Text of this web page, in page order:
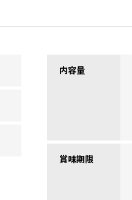
内容量
賞味期限